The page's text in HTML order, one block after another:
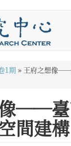
1期 » 王府之想像
──臺
間建構